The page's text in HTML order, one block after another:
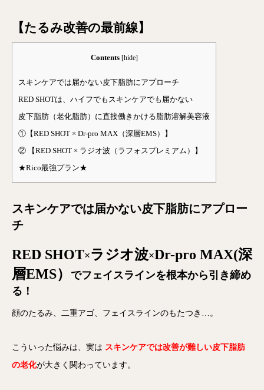
【たるみ改善の最前線】
Contents [hide]
スキンケアでは届かない皮下脂肪にアプローチ
RED SHOTは、ハイフでもスキンケアでも届かない
皮下脂肪（老化脂肪）に直接働きかける脂肪溶解美容液
①【RED SHOT × Dr-pro MAX（深層EMS）】
② 【RED SHOT × ラジオ波（ラフォスプレミアム）】
★Rico最強プラン★
スキンケアでは届かない皮下脂肪にアプロー
チ
RED SHOT×ラジオ波×Dr-pro MAX(深
層EMS）
でフェイスラインを根本から引き締め
る！
顔のたるみ、二重アゴ、フェイスラインのもたつき…。
こういった悩みは、実は スキンケアでは改善が難しい皮下脂肪
の老化が大きく関わっています。